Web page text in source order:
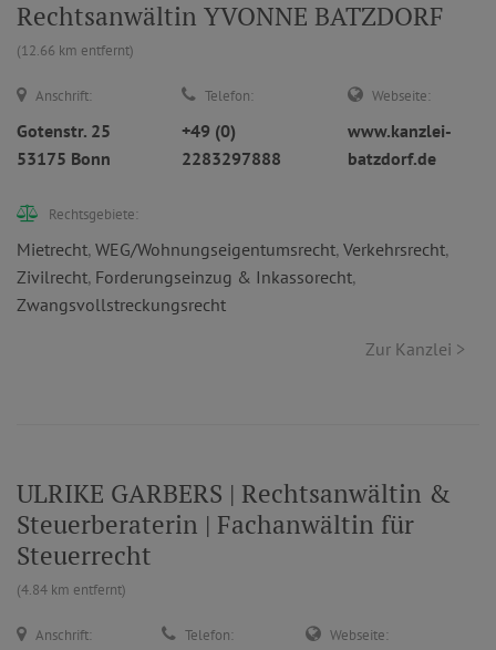
Rechtsanwältin YVONNE BATZDORF
(12.66 km entfernt)
Anschrift:
Gotenstr. 25
53175 Bonn
Telefon:
+49 (0)
2283297888
Webseite:
www.kanzlei-
batzdorf.de
Rechtsgebiete:
Mietrecht, WEG/Wohnungseigentumsrecht, Verkehrsrecht,
Zivilrecht, Forderungseinzug & Inkassorecht,
Zwangsvollstreckungsrecht
Zur Kanzlei >
ULRIKE GARBERS | Rechtsanwältin &
Steuerberaterin | Fachanwältin für
Steuerrecht
(4.84 km entfernt)
Anschrift: Telefon: Webseite: